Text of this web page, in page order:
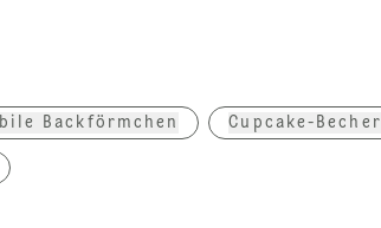
Backförmchen Cupcake-Becher